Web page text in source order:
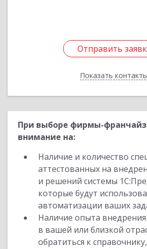
Отправить
Показать контакты
Отправить
Назад
При выборе фирмы-
внимание на:
Наличие и количество
аттестованных на
и решений системы
которые будут
автоматизации ваших
Наличие опыта
в вашей или близкой
обратиться к